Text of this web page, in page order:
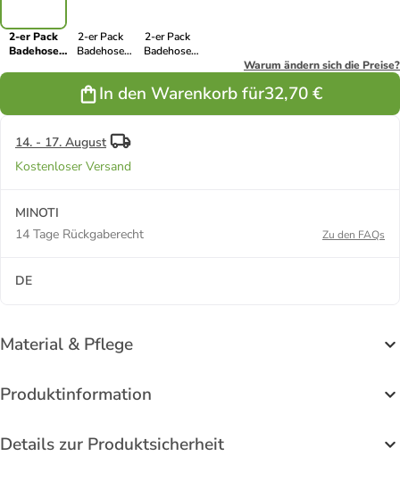
2-er Pack
Badehose
2-er Pack
Badehose
royalblau
2-er Pack
Badehose
Warum ändern sich die Preise?
In den Warenkorb für32,70 €
14. - 17. August
Kostenloser Versand
MINOTI
14 Tage Rückgaberecht
Zu den FAQs
DE
Material & Pflege
Produktinformation
Details zur Produktsicherheit